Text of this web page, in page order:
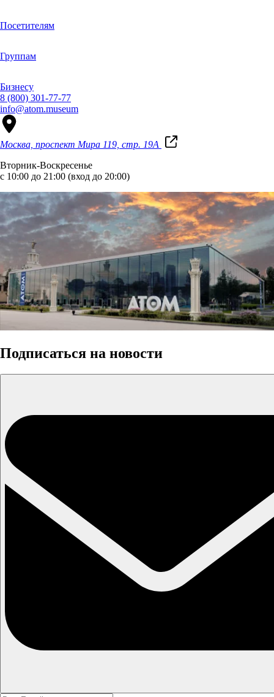
Посетителям
Группам
Бизнесу
8 (800) 301-77-77
info@atom.museum
Москва, проспект Мира 119, стр. 19А
Вторник-Воскресенье
с 10:00 до 21:00 (вход до 20:00)
Подписаться на новости